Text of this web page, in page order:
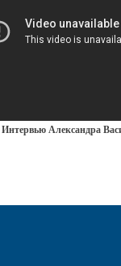
Интервью Александра